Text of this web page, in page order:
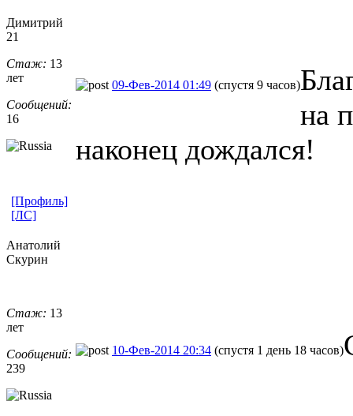
Димитрий
21
Стаж: 13
лет
Сообщений:
16
09-Фев-2014 01:49 (спустя 9 часов)
на
наконец дождался!
[Профиль]
[ЛС]
Анатолий
Скурин
Стаж: 13
лет
Сообщений:
239
10-Фев-2014 20:34 (спустя 1 день 18 часов)